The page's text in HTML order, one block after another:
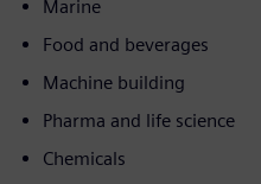
Marine
Food and beverages
Machine building
Pharma and life science
Chemicals